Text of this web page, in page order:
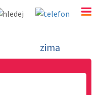
Spiaggia -
zima